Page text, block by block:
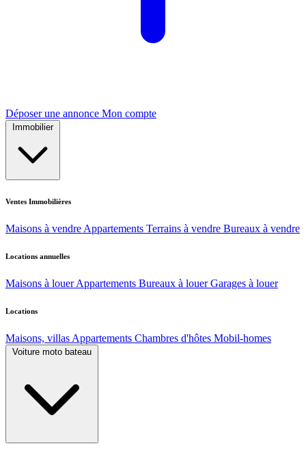
Déposer une annonce Mon compte
Immobilier
Ventes Immobilières
Maisons à vendre Appartements Terrains à vendre Bureaux à vendre
Locations annuelles
Maisons à louer Appartements Bureaux à louer Garages à louer
Locations
Maisons, villas Appartements Chambres d'hôtes Mobil-homes
Voiture moto bateau